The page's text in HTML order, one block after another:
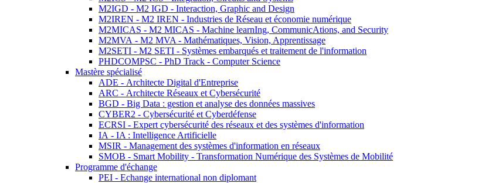
M2IGD - M2 IGD - Interaction, Graphic and Design
M2IREN - M2 IREN - Industries de Réseau et économie numérique
M2MICAS - M2 MICAS - Machine learnIng, CommunicAtions, and Security
M2MVA - M2 MVA - Mathématiques, Vision, Apprentissage
M2SETI - M2 SETI - Systèmes embarqués et traitement de l'information
PHDCOMPSC - PhD Track - Computer Science
Mastère spécialisé
ADE - Architecte Digital d'Entreprise
ARC - Architecte Réseaux et Cybersécurité
BGD - Big Data : gestion et analyse des données massives
CYBER2 - Cybersécurité et Cyberdéfense
ECRSI - Expert cybersécurité des réseaux et des systèmes d'information
IA - IA : Intelligence Artificielle
MSIR - Management des systèmes d'information en réseaux
SMOB - Smart Mobility - Transformation Numérique des Systèmes de Mobilité
Programme d'échange
PEI - Echange international non diplomant